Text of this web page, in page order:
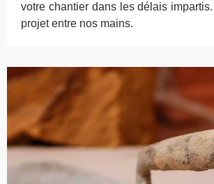
votre chantier dans les délais
projet entre nos mains.